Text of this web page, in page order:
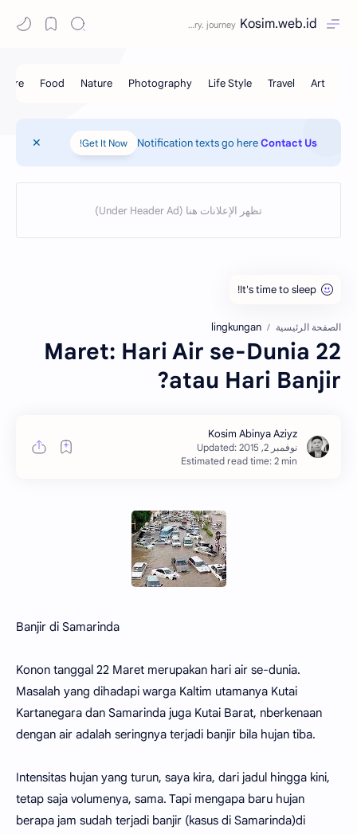
Kosim.web.id
Notification texts go hereContact Us
Get It Now!
الصفحة الرئيسية lingkungan
22 Maret: Hari Air se-Dunia
atau Hari Banjir?
Estimated read time: 2 min
Banjir di Samarinda
Konon tanggal 22 Maret merupakan hari air se-dunia.
Masalah yang dihadapi warga Kaltim utamanya Kutai
Kartanegara dan Samarinda juga Kutai Barat, nberkenaan
dengan air adalah seringnya terjadi banjir bila hujan tiba.
Intensitas hujan yang turun, saya kira, dari jadul hingga kini,
tetap saja volumenya, sama. Tapi mengapa baru hujan
berapa jam sudah terjadi banjir (kasus di Samarinda)di